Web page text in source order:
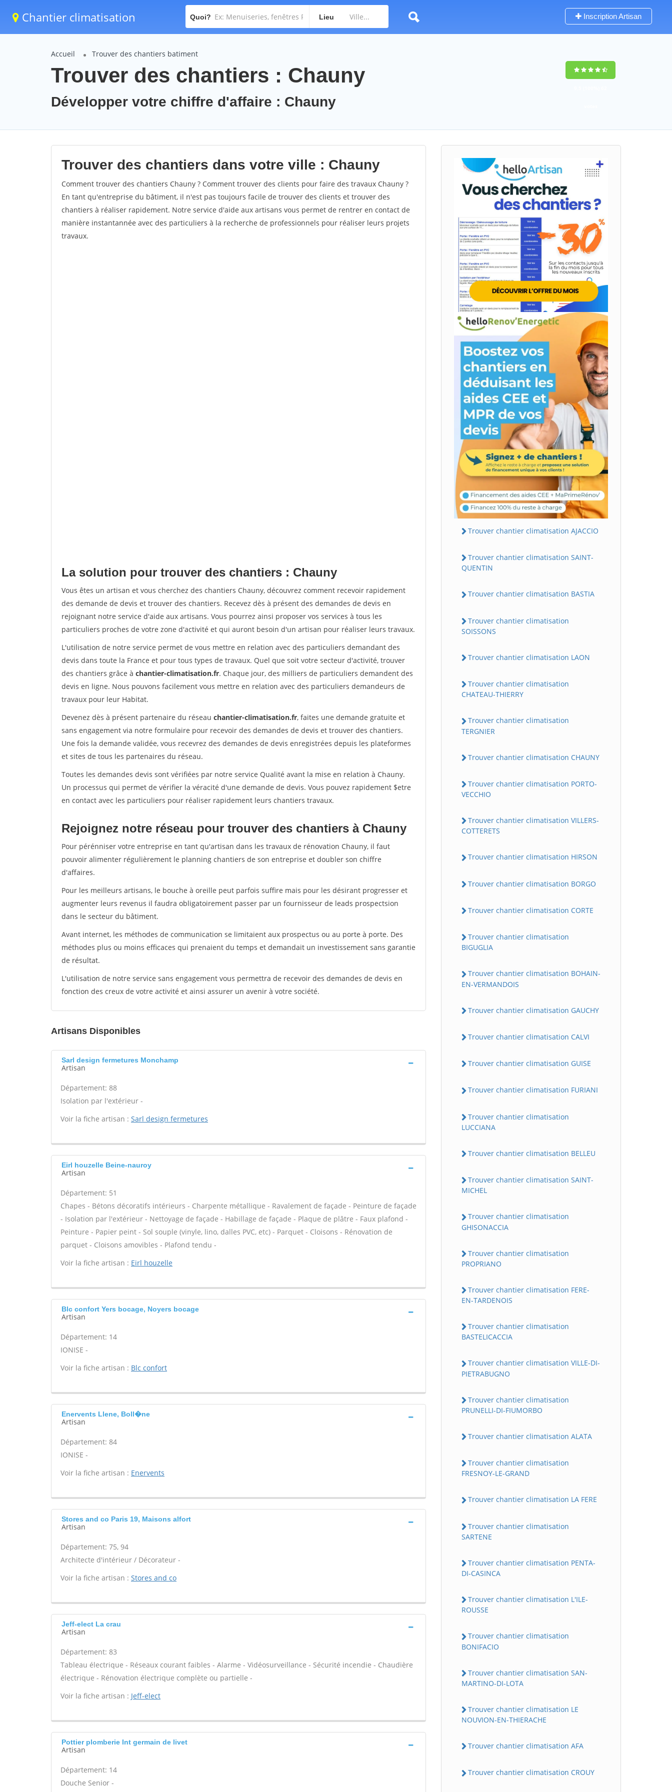
Chantier climatisation Quoi? Lieu Inscription Artisan
Accueil Trouver des chantiers batiment
Trouver des chantiers : Chauny
Développer votre chiffre d'affaire : Chauny
Trouver des chantiers dans votre ville : Chauny
Comment trouver des chantiers Chauny ? Comment trouver des clients pour faire des travaux Chauny ?
En tant qu'entreprise du bâtiment, il n'est pas toujours facile de trouver des clients et trouver des
chantiers à réaliser rapidement. Notre service d'aide aux artisans vous permet de rentrer en contact de
manière instantannée avec des particuliers à la recherche de professionnels pour réaliser leurs projets
travaux.
La solution pour trouver des chantiers : Chauny
Vous êtes un artisan et vous cherchez des chantiers Chauny, découvrez comment recevoir rapidement
des demande de devis et trouver des chantiers. Recevez dès à présent des demandes de devis en
rejoignant notre service d'aide aux artisans. Vous pourrez ainsi proposer vos services à tous les
particuliers proches de votre zone d'activité et qui auront besoin d'un artisan pour réaliser leurs travaux.
L'utilisation de notre service permet de vous mettre en relation avec des particuliers demandant des
devis dans toute la France et pour tous types de travaux. Quel que soit votre secteur d'activité, trouver
des chantiers grâce à chantier-climatisation.fr. Chaque jour, des milliers de particuliers demandent des
devis en ligne. Nous pouvons facilement vous mettre en relation avec des particuliers demandeurs de
travaux pour leur Habitat.
Devenez dès à présent partenaire du réseau chantier-climatisation.fr, faites une demande gratuite et
sans engagement via notre formulaire pour recevoir des demandes de devis et trouver des chantiers.
Une fois la demande validée, vous recevrez des demandes de devis enregistrées depuis les plateformes
et sites de tous les partenaires du réseau.
Toutes les demandes devis sont vérifiées par notre service Qualité avant la mise en relation à Chauny.
Un processus qui permet de vérifier la véracité d'une demande de devis. Vous pouvez rapidement $etre
en contact avec les particuliers pour réaliser rapidement leurs chantiers travaux.
Rejoignez notre réseau pour trouver des chantiers à Chauny
Pour pérénniser votre entreprise en tant qu'artisan dans les travaux de rénovation Chauny, il faut
pouvoir alimenter régulièrement le planning chantiers de son entreprise et doubler son chiffre
d'affaires.
Pour les meilleurs artisans, le bouche à oreille peut parfois suffire mais pour les désirant progresser et
augmenter leurs revenus il faudra obligatoirement passer par un fournisseur de leads prospectsion
dans le secteur du bâtiment.
Avant internet, les méthodes de communication se limitaient aux prospectus ou au porte à porte. Des
méthodes plus ou moins efficaces qui prenaient du temps et demandait un investissement sans garantie
de résultat.
L'utilisation de notre service sans engagement vous permettra de recevoir des demandes de devis en
fonction des creux de votre activité et ainsi assurer un avenir à votre société.
Artisans Disponibles
Sarl design fermetures Monchamp
Artisan
Département: 88
Isolation par l'extérieur -
Voir la fiche artisan : Sarl design fermetures
Eirl houzelle Beine-nauroy
Artisan
Département: 51
Chapes - Bétons décoratifs intérieurs - Charpente métallique - Ravalement de façade - Peinture de façade
- Isolation par l'extérieur - Nettoyage de façade - Habillage de façade - Plaque de plâtre - Faux plafond -
Peinture - Papier peint - Sol souple (vinyle, lino, dalles PVC, etc) - Parquet - Cloisons - Rénovation de
parquet - Cloisons amovibles - Plafond tendu -
Voir la fiche artisan : Eirl houzelle
Blc confort Yers bocage, Noyers bocage
Artisan
Département: 14
IONISE -
Voir la fiche artisan : Blc confort
Enervents Llene, Boll�ne
Artisan
Département: 84
IONISE -
Voir la fiche artisan : Enervents
Stores and co Paris 19, Maisons alfort
Artisan
Département: 75, 94
Architecte d'intérieur / Décorateur -
Voir la fiche artisan : Stores and co
Jeff-elect La crau
Artisan
Département: 83
Tableau électrique - Réseaux courant faibles - Alarme - Vidéosurveillance - Sécurité incendie - Chaudière
électrique - Rénovation électrique complète ou partielle -
Voir la fiche artisan : Jeff-elect
Pottier plomberie Int germain de livet
Artisan
Département: 14
Douche Senior -
Trouver chantier climatisation AJACCIO
Trouver chantier climatisation SAINT-
QUENTIN
Trouver chantier climatisation BASTIA
Trouver chantier climatisation
SOISSONS
Trouver chantier climatisation LAON
Trouver chantier climatisation
CHATEAU-THIERRY
Trouver chantier climatisation
TERGNIER
Trouver chantier climatisation CHAUNY
Trouver chantier climatisation PORTO-
VECCHIO
Trouver chantier climatisation VILLERS-
COTTERETS
Trouver chantier climatisation HIRSON
Trouver chantier climatisation BORGO
Trouver chantier climatisation CORTE
Trouver chantier climatisation
BIGUGLIA
Trouver chantier climatisation BOHAIN-
EN-VERMANDOIS
Trouver chantier climatisation GAUCHY
Trouver chantier climatisation CALVI
Trouver chantier climatisation GUISE
Trouver chantier climatisation FURIANI
Trouver chantier climatisation
LUCCIANA
Trouver chantier climatisation BELLEU
Trouver chantier climatisation SAINT-
MICHEL
Trouver chantier climatisation
GHISONACCIA
Trouver chantier climatisation
PROPRIANO
Trouver chantier climatisation FERE-
EN-TARDENOIS
Trouver chantier climatisation
BASTELICACCIA
Trouver chantier climatisation VILLE-DI-
PIETRABUGNO
Trouver chantier climatisation
PRUNELLI-DI-FIUMORBO
Trouver chantier climatisation ALATA
Trouver chantier climatisation
FRESNOY-LE-GRAND
Trouver chantier climatisation LA FERE
Trouver chantier climatisation
SARTENE
Trouver chantier climatisation PENTA-
DI-CASINCA
Trouver chantier climatisation L'ILE-
ROUSSE
Trouver chantier climatisation
BONIFACIO
Trouver chantier climatisation SAN-
MARTINO-DI-LOTA
Trouver chantier climatisation LE
NOUVION-EN-THIERACHE
Trouver chantier climatisation AFA
Trouver chantier climatisation CROUY